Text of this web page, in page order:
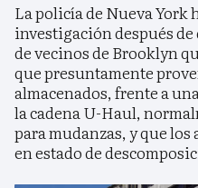
La policía de Nueva York
investigación después
de vecinos de Brooklyn
que presuntamente
almacenados, frente a
la cadena U-Haul,
para mudanzas, y que
en estado de